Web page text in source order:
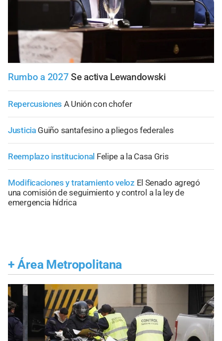
Rumbo a 2027 Se activa Lewandowski
Repercusiones A Unión con chofer
Justicia Guiño santafesino a pliegos federales
Reemplazo institucional Felipe a la Casa Gris
Modificaciones y tratamiento veloz El Senado agregó
una comisión de seguimiento y control a la ley de
emergencia hídrica
+ Área Metropolitana